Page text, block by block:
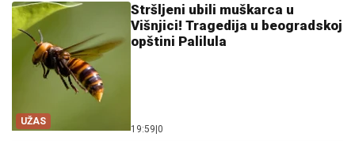
UŽAS
Stršljeni ubili muškarca u
Višnjici! Tragedija u beogradskoj
opštini Palilula
19:59|0